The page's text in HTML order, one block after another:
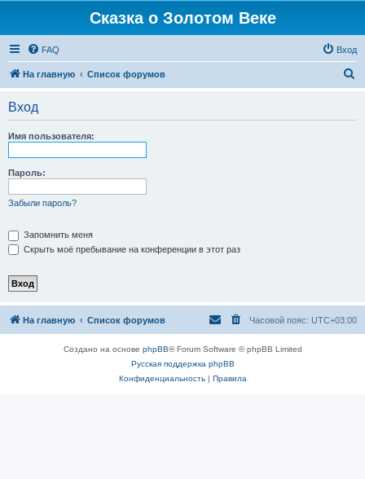
Сказка о Золотом Веке
FAQ Вход
На главную Список форумов
Вход
Имя пользователя:
Пароль:
Забыли пароль?
Запомнить меня
Скрыть моё пребывание на конференции в этот раз
На главную Список форумов Часовой пояс: UTC+03:00
Создано на основе phpBB® Forum Software © phpBB Limited
Русская поддержка phpBB
Конфиденциальность| Правила